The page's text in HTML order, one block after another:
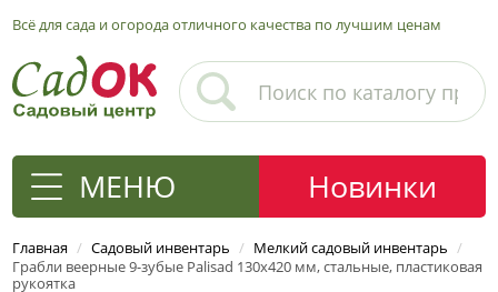
Всё для сада и огорода отличного качества по лучшим ценам
МЕНЮ Новинки
Главная / Садовый инвентарь / Мелкий садовый инвентарь /
Грабли веерные 9-зубые Palisad 130х420 мм, стальные, пластиковая
рукоятка